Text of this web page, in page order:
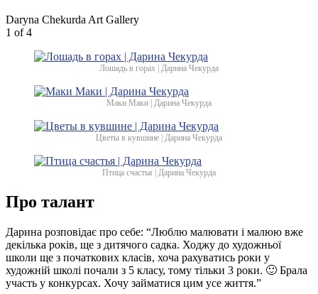
Daryna Chekurda Art Gallery
1 of 4
Лошадь в горах | Дарина Чекурда
Маки Маки | Дарина Чекурда
Цветы в кувшине | Дарина Чекурда
Птица счастья | Дарина Чекурда
Про талант
Дарина розповідає про себе: “Люблю малювати і малюю вже
декілька років, ще з дитячого садка. Ходжу до художньої
школи ще з початкових класів, хоча рахуватись роки у
художній школі почали з 5 класу, тому тільки 3 роки. 🙂 Брала
участь у конкурсах. Хочу займатися цим усе життя.”